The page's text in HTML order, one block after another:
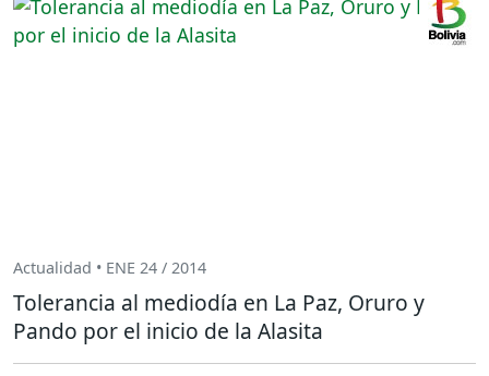
Actualidad • ENE 24 / 2014
Tolerancia al mediodía en La Paz, Oruro y
Pando por el inicio de la Alasita